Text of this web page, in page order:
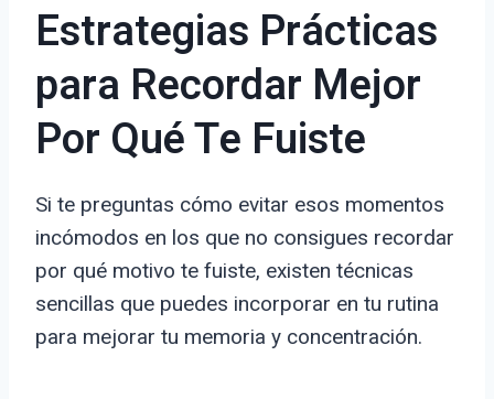
Estrategias Prácticas
para Recordar Mejor
Por Qué Te Fuiste
Si te preguntas cómo evitar esos momentos
incómodos en los que no consigues recordar
por qué motivo te fuiste, existen técnicas
sencillas que puedes incorporar en tu rutina
para mejorar tu memoria y concentración.